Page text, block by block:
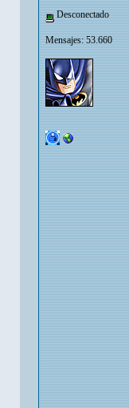
Desconectado
Mensajes: 53.660